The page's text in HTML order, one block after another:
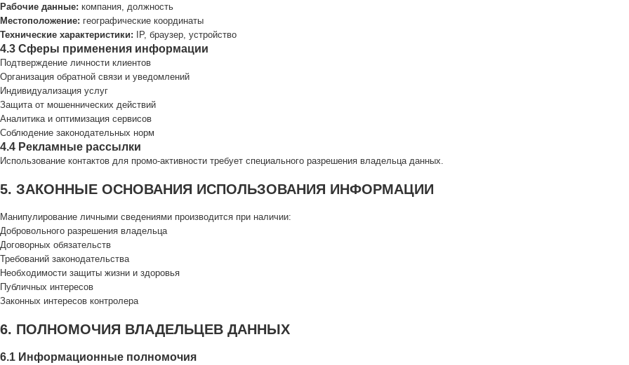
Рабочие данные: компания, должность
Местоположение: географические координаты
Технические характеристики: IP, браузер, устройство
4.3 Сферы применения информации
Подтверждение личности клиентов
Организация обратной связи и уведомлений
Индивидуализация услуг
Защита от мошеннических действий
Аналитика и оптимизация сервисов
Соблюдение законодательных норм
4.4 Рекламные рассылки
Использование контактов для промо-активности требует специального разрешения владельца данных.
5. ЗАКОННЫЕ ОСНОВАНИЯ ИСПОЛЬЗОВАНИЯ ИНФОРМАЦИИ
Манипулирование личными сведениями производится при наличии:
Добровольного разрешения владельца
Договорных обязательств
Требований законодательства
Необходимости защиты жизни и здоровья
Публичных интересов
Законных интересов контролера
6. ПОЛНОМОЧИЯ ВЛАДЕЛЬЦЕВ ДАННЫХ
6.1 Информационные полномочия